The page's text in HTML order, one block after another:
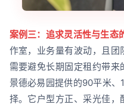
案例三：追求灵活性与生态
作室，业务量有波动，且团
需要避免长期固定租约带
景德必易园提供的90平米
择。它户型方正、采光佳，